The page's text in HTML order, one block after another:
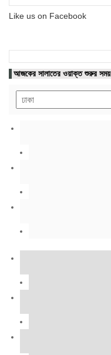
Like us on Facebook
আজকের সালাতের ওয়াক্ত শুরুর সময়